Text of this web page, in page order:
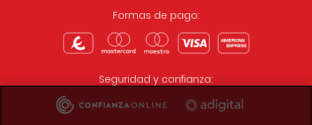
Formas de pago:
Seguridad y confianza: